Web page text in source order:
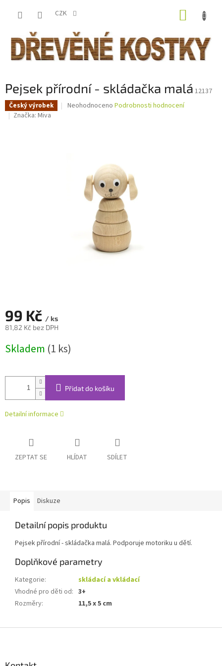
CZK
Pejsek přírodní - skládačka malá 12137
Český výrobek
Průměrné
hvězdiček.
Neohodnoceno Podrobnosti hodnocení
Značka: Miva
99 Kč / ks
81,82 Kč bez DPH
cena:
Skladem (1 ks)
Přidat do košíku
Detailní informace
ZEPTAT SE HLÍDAT SDÍLET
Popis Diskuze
Detailní popis produktu
Pejsek přírodní - skládačka malá. Podporuje motoriku u dětí.
Doplňkové parametry
Kategorie:
skládací a vkládací
Vhodné pro děti od: 3+
Rozměry: 11,5 x 5 cm